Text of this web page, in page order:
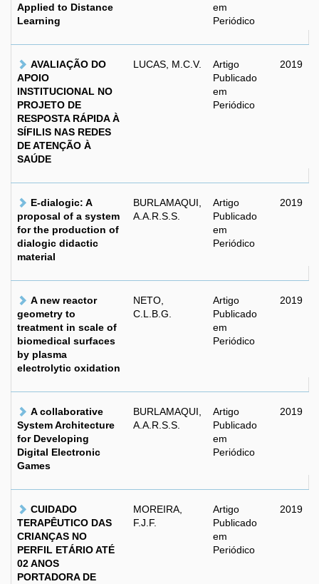
Applied to Distance
Learning
em
Periódico
AVALIAÇÃO DO
APOIO
INSTITUCIONAL NO
PROJETO DE
RESPOSTA RÁPIDA À
SÍFILIS NAS REDES
DE ATENÇÃO À
SAÚDE
LUCAS, M.C.V.
Artigo
Publicado
em
Periódico
2019
E-dialogic: A
proposal of a system
for the production of
dialogic didactic
material
BURLAMAQUI,
A.A.R.S.S.
Artigo
Publicado
em
Periódico
2019
A new reactor
geometry to
treatment in scale of
biomedical surfaces
by plasma
electrolytic oxidation
NETO,
C.L.B.G.
Artigo
Publicado
em
Periódico
2019
A collaborative
System Architecture
for Developing
Digital Electronic
Games
BURLAMAQUI,
A.A.R.S.S.
Artigo
Publicado
em
Periódico
2019
CUIDADO
TERAPÊUTICO DAS
CRIANÇAS NO
PERFIL ETÁRIO ATÉ
02 ANOS
PORTADORA DE
MOREIRA,
F.J.F.
Artigo
Publicado
em
Periódico
2019